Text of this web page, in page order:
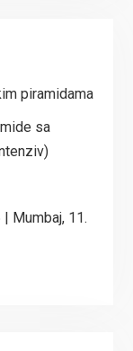
piramidama
sa
Mumbaj, 11.